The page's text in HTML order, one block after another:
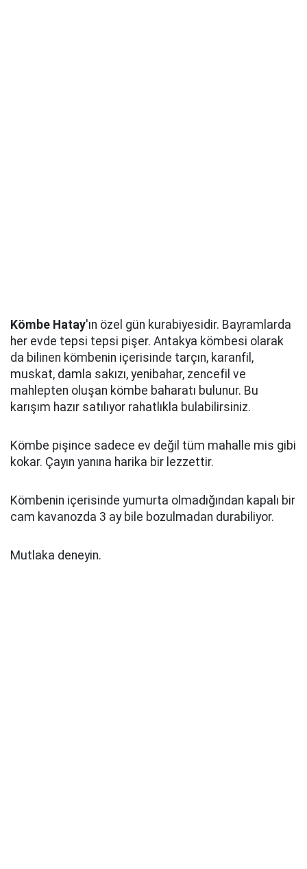
Kömbe Hatay'ın özel gün kurabiyesidir. Bayramlarda
her evde tepsi tepsi pişer. Antakya kömbesi olarak
da bilinen kömbenin içerisinde tarçın, karanfil,
muskat, damla sakızı, yenibahar, zencefil ve
mahlepten oluşan kömbe baharatı bulunur. Bu
karışım hazır satılıyor rahatlıkla bulabilirsiniz.
Kömbe pişince sadece ev değil tüm mahalle mis gibi
kokar. Çayın yanına harika bir lezzettir.
Kömbenin içerisinde yumurta olmadığından kapalı bir
cam kavanozda 3 ay bile bozulmadan durabiliyor.
Mutlaka deneyin.